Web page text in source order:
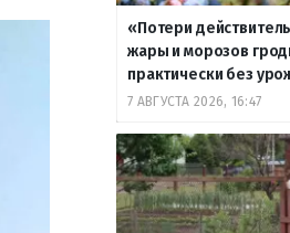
«Потери
жары и морозов
практически без
7 АВГУСТА 2026, 16:47